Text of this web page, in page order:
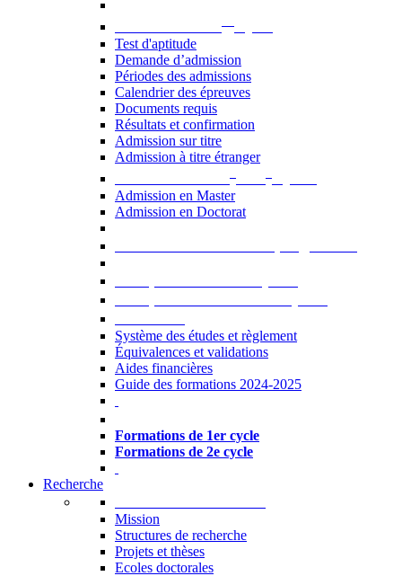
Test d'aptitude
Demande d’admission
Périodes des admissions
Calendrier des épreuves
Documents requis
Résultats et confirmation
Admission sur titre
Admission à titre étranger
Admission en Master
Admission en Doctorat
Système des études et règlement
Équivalences et validations
Aides financières
Guide des formations 2024-2025
Formations de 1er cycle
Formations de 2e cycle
Recherche
Mission
Structures de recherche
Projets et thèses
Ecoles doctorales